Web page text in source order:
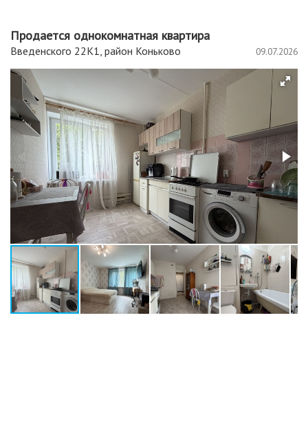
Продается однокомнатная квартира
Введенского 22К1, район Коньково 09.07.2026